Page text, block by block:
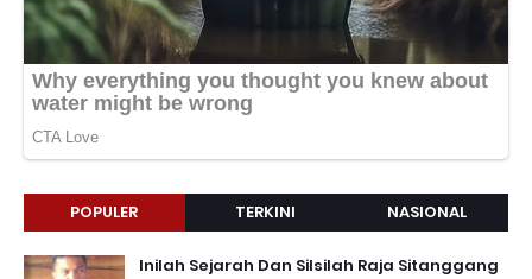
POPULER TERKINI NASIONAL
Inilah Sejarah Dan Silsilah Raja Sitanggang